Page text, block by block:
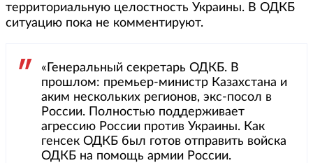
территориальную целостность Украины. В ОДКБ
ситуацию пока не комментируют.
«Генеральный секретарь ОДКБ. В
прошлом: премьер-министр Казахстана и
аким нескольких регионов, экс-посол в
России. Полностью поддерживает
агрессию России против Украины. Как
генсек ОДКБ был готов отправить войска
ОДКБ на помощь армии России.